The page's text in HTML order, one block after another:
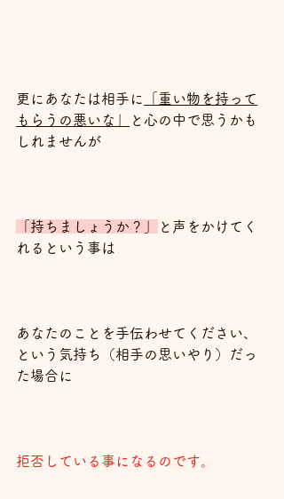
更にあなたは相手に
「重い物を持って
もらうの悪いな」
と心の中で思うかも
しれませんが
「持ちましょうか？」
と声をかけてく
れるという事は
あなたのことを手伝わせてください、
という気持ち（相手の思いやり）だっ
た場合に
拒否している事になるのです。